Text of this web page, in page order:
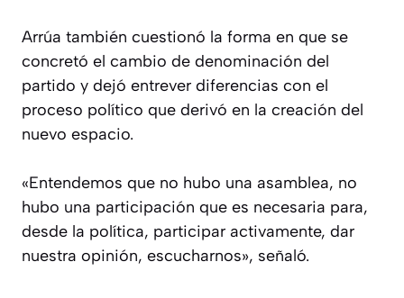
Arrúa también cuestionó la forma en que se
concretó el cambio de denominación del
partido y dejó entrever diferencias con el
proceso político que derivó en la creación del
nuevo espacio.
«Entendemos que no hubo una asamblea, no
hubo una participación que es necesaria para,
desde la política, participar activamente, dar
nuestra opinión, escucharnos», señaló.